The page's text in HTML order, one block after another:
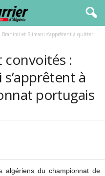
Brahimi et Slimani s’apprêtent à quitter
:
à
portugais
algériens du championnat de